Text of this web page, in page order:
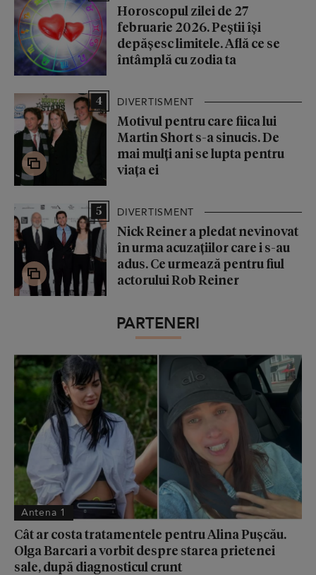
Horoscopul zilei de 27
februarie 2026. Peștii își
depășesc limitele. Află ce se
întâmplă cu zodia ta
4 DIVERTISMENT
Motivul pentru care fiica lui
Martin Short s-a sinucis. De
mai mulți ani se lupta pentru
viața ei
5 DIVERTISMENT
Nick Reiner a pledat nevinovat
în urma acuzațiilor care i s-au
adus. Ce urmează pentru fiul
actorului Rob Reiner
PARTENERI
Antena 1
Cât ar costa tratamentele pentru Alina Pușcău.
Olga Barcari a vorbit despre starea prietenei
sale, după diagnosticul crunt